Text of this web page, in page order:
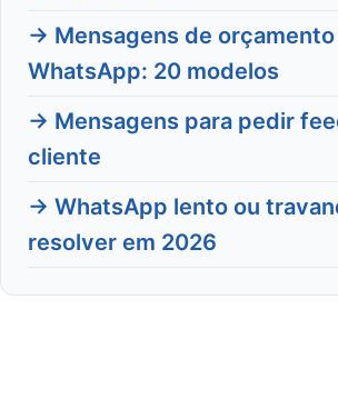
→ Mensagens de
WhatsApp: 20 modelos
→ Mensagens para pedir
cliente
→ WhatsApp lento ou
resolver em 2026